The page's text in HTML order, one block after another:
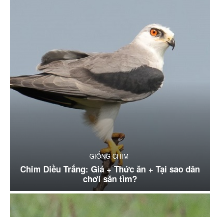
GIỐNG CHIM
Chim Diều Trắng: Giá + Thức ăn + Tại sao dân
chơi săn tìm?